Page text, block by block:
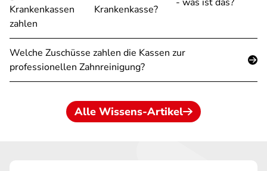
Krankenkassen
zahlen
Krankenkasse?
Welche Zuschüsse zahlen die Kassen zur
professionellen Zahnreinigung?
Alle Wissens-Artikel